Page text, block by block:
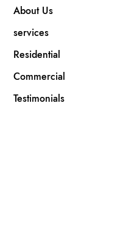
About Us
services
Residential
Commercial
Testimonials